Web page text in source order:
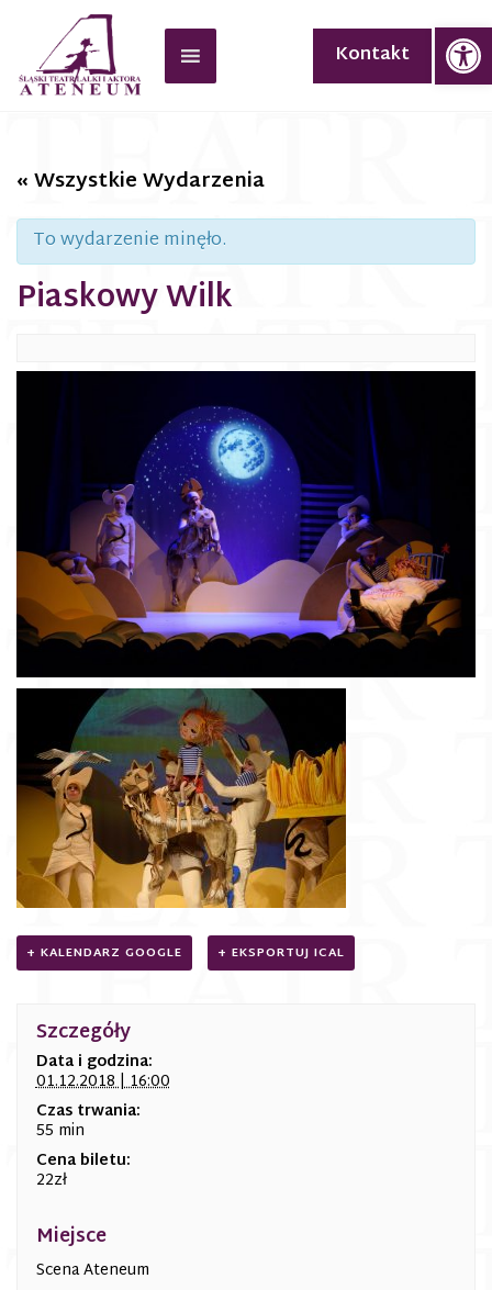
Kontakt
« Wszystkie Wydarzenia
To wydarzenie minęło.
Piaskowy Wilk
+ KALENDARZ GOOGLE + EKSPORTUJ ICAL
Szczegóły
Data i godzina:
01.12.2018 | 16:00
Czas trwania:
55 min
Cena biletu:
22zł
Miejsce
Scena Ateneum